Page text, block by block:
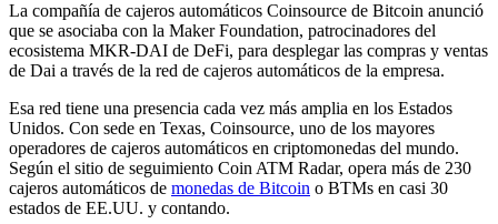
La compañía de cajeros automáticos Coinsource de Bitcoin anunció
que se asociaba con la Maker Foundation, patrocinadores del
ecosistema MKR-DAI de DeFi, para desplegar las compras y ventas
de Dai a través de la red de cajeros automáticos de la empresa.
Esa red tiene una presencia cada vez más amplia en los Estados
Unidos. Con sede en Texas, Coinsource, uno de los mayores
operadores de cajeros automáticos en criptomonedas del mundo.
Según el sitio de seguimiento Coin ATM Radar, opera más de 230
cajeros automáticos de monedas de Bitcoin o BTMs en casi 30
estados de EE.UU. y contando.